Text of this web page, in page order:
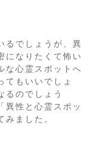
るでしょうが、異
になりたくて怖い
な心霊スポットへ
てもいいでしょ
るのでしょう
性と心霊スポッ
みました。